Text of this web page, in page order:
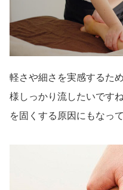
軽さや細さを実感するた
様しっかり流したいです
を固くする原因にもなっ